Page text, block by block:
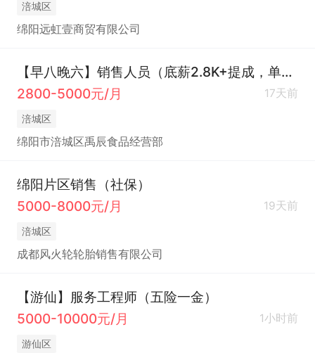
涪城区
绵阳远虹壹商贸有限公司
【早八晚六】销售人员（底薪2.8K+提成，单休）
2800-5000元/月
17天前
涪城区
绵阳市涪城区禹辰食品经营部
绵阳片区销售（社保）
5000-8000元/月
19天前
涪城区
成都风火轮轮胎销售有限公司
【游仙】服务工程师（五险一金）
5000-10000元/月
1小时前
游仙区